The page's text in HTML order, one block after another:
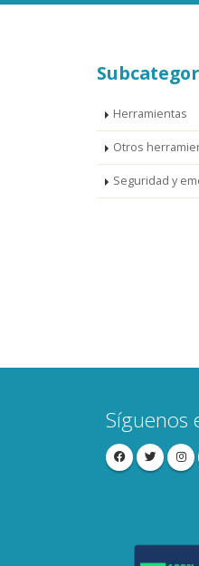
Herramientas
Otros
Seguridad y
Síguenos